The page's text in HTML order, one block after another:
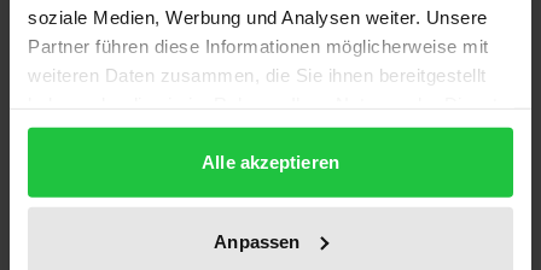
soziale Medien, Werbung und Analysen weiter. Unsere
Partner führen diese Informationen möglicherweise mit
weiteren Daten zusammen, die Sie ihnen bereitgestellt
gesammelt haben.
Alle akzeptieren
Anpassen
des Binnenmarktes vor Verfälschungen schützt.
Durch die Vergabe von Gemeinschaftsbeihilfen
können ebenso wie durch die Gewährung
Wettbewerbsverfälschungen entstehen. Diese
von Beihilfen der Europäischen Gemeinschaft